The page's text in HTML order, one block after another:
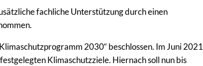
fachliche Unterstützung durch einen
2030“ beschlossen. Im Juni 2021
Klimaschutzziele. Hiernach soll nun bis